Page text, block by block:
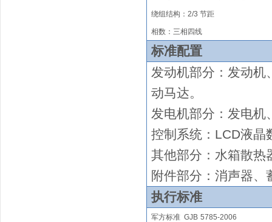
绕组结构 ：2/3 节距
相数：三相四线
标准配置
发动机部分：发动机
动马达。
发电机部分：发电机
控制系统： LCD液晶
其他部分：水箱散热
附件部分：消声器、
执行标准
军方标准GJB 5785-2006